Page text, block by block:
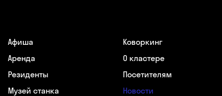
Афиша
Аренда
Резиденты
Музей станка
Коворкинг
О кластере
Посетителям
Новости